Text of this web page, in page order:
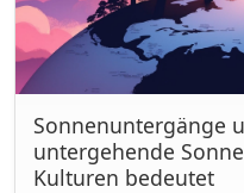
Sonnenuntergänge
untergehende
Kulturen bedeutet